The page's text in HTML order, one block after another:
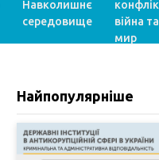
Навколишнє
середовище
війна та
мир
Найпопулярніше